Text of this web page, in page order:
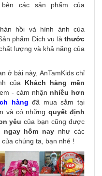
bên các sản phẩm của
hồi và hình ảnh của
phẩm Dịch vụ là thước
lượng và khả năng của
ở bài này, AnTamKids chỉ
của
Khách hàng mến
- cảm nhận nhiều hơn
hàng đã mua sắm tại
và có những quyết định
yêu của bạn cũng được
hôm nay như các
chúng ta, bạn nhé !